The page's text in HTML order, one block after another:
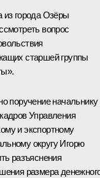
из города Озёры
вопрос
старшей группы
поручение начальнику
Управления
и экспортному
округу Игорю
разъяснения
размера